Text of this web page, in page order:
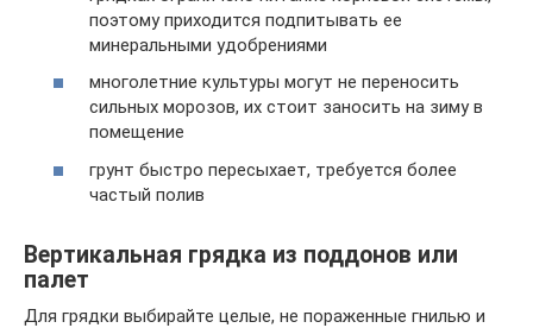
поэтому приходится подпитывать ее
минеральными удобрениями
многолетние культуры могут не переносить
сильных морозов, их стоит заносить на зиму в
помещение
грунт быстро пересыхает, требуется более
частый полив
Вертикальная грядка из поддонов или
палет
Для грядки выбирайте целые, не пораженные гнилью и